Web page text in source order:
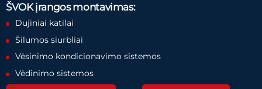
ŠVOK įrangos montavimas:
Dujiniai katilai
Šilumos siurbliai
Vėsinimo kondicionavimo sistemos
Vėdinimo sistemos